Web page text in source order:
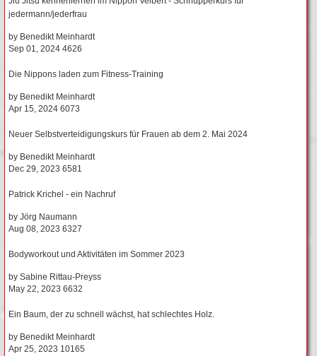
jedermann/jederfrau
by Benedikt Meinhardt
Sep 01, 2024 4626
Die Nippons laden zum Fitness-Training
by Benedikt Meinhardt
Apr 15, 2024 6073
Neuer Selbstverteidigungskurs für Frauen ab dem 2. Mai 2024
by Benedikt Meinhardt
Dec 29, 2023 6581
Patrick Krichel - ein Nachruf
by Jörg Naumann
Aug 08, 2023 6327
Bodyworkout und Aktivitäten im Sommer 2023
by Sabine Rittau-Preyss
May 22, 2023 6632
Ein Baum, der zu schnell wächst, hat schlechtes Holz.
by Benedikt Meinhardt
Apr 25, 2023 10165